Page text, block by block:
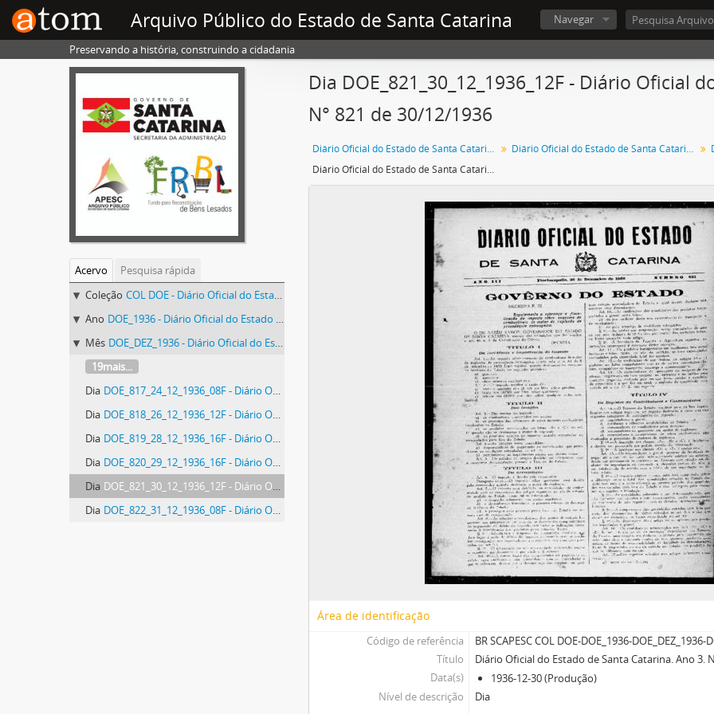
Arquivo Público do Estado de Santa Catarina Navegar
Preservando a história, construindo a cidadania
Acervo
Pesquisa rápida
Coleção COL DOE - Diário Oficial do Estado de Santa Catarina
Ano DOE_1936 - Diário Oficial do Estado de Santa Catarina. 1936
Mês DOE_DEZ_1936 - Diário Oficial do Estado de Santa Catarina. Dezembro de 1936
19mais...
Dia DOE_817_24_12_1936_08F - Diário Oficial do Estado de Santa Catarina. Ano 3. N° 817 de 24/12/1936
Dia DOE_818_26_12_1936_12F - Diário Oficial do Estado de Santa Catarina. Ano 3. N° 818 de 26/12/1936
Dia DOE_819_28_12_1936_16F - Diário Oficial do Estado de Santa Catarina. Ano 3. N° 819 de 28/12/1936
Dia DOE_820_29_12_1936_16F - Diário Oficial do Estado de Santa Catarina. Ano 3. N° 820 de 29/12/1936
Dia DOE_821_30_12_1936_12F - Diário Oficial do Estado de Santa Catarina. Ano 3. N° 821 de 30/12/1936
Dia DOE_822_31_12_1936_08F - Diário Oficial do Estado de Santa Catarina. Ano 3. N° 822 de 31/12/1936
Dia DOE_821_30_12_1936_12F - Diário Oficial
N° 821 de 30/12/1936
Diário Oficial do Estado de Santa Catarina
Diário Oficial do Estado de Santa Catarina. 1936
Diário Oficial do Estado de Santa Catarina. Ano 3. N° 821 de 30/12/1936
Área de identificação
Código de referência
BR SCAPESC COL DOE-DOE_1936-DOE_DEZ_1936-
Título
Diário Oficial do Estado de Santa Catarina. Ano 3.
Data(s)
1936-12-30 (Produção)
Nível de descrição
Dia